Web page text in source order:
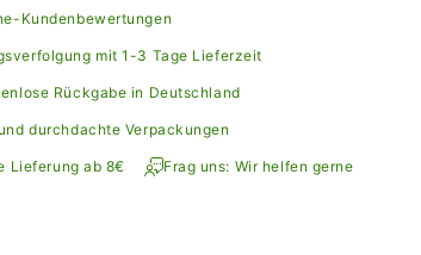
Kundenbewertungen
mit 1-3 Tage Lieferzeit
Rückgabe in Deutschland
durchdachte Verpackungen
Lieferung ab 8€ Frag uns: Wir helfen gerne